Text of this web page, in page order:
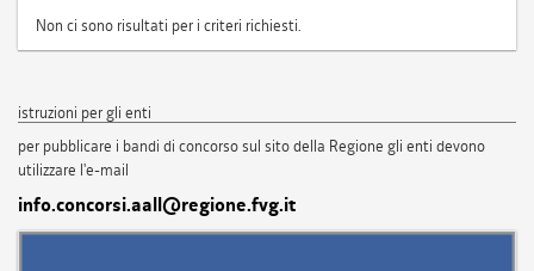
Non ci sono risultati per i criteri richiesti.
istruzioni per gli enti
per pubblicare i bandi di concorso sul sito della Regione gli enti devono
utilizzare l'e-mail
info.concorsi.aall@regione.fvg.it